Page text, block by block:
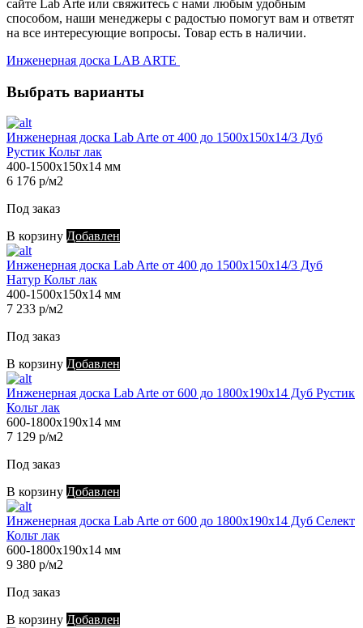
сайте Lab Arte или свяжитесь с нами любым удобным
способом, наши менеджеры с радостью помогут вам и ответят
на все интересующие вопросы. Товар есть в наличии.
Инженерная доска LAB ARTE
Выбрать варианты
Инженерная доска Lab Arte от 400 до 1500х150х14/3 Дуб
Рустик Кольт лак
400-1500х150х14 мм
6 176 р/м2
Под заказ
В корзину Добавлен
Инженерная доска Lab Arte от 400 до 1500х150х14/3 Дуб
Натур Кольт лак
400-1500х150х14 мм
7 233 р/м2
Под заказ
В корзину Добавлен
Инженерная доска Lab Arte от 600 до 1800х190х14 Дуб Рустик
Кольт лак
600-1800х190х14 мм
7 129 р/м2
Под заказ
В корзину Добавлен
Инженерная доска Lab Arte от 600 до 1800х190х14 Дуб Селект
Кольт лак
600-1800х190х14 мм
9 380 р/м2
Под заказ
В корзину Добавлен